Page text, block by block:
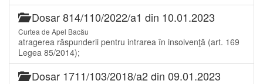
Dosar 814/110/2022/a1 din 10.01.2023
Curtea de Apel Bacău
atragerea răspunderii pentru intrarea în insolvenţă (art. 169
Legea 85/2014);
Dosar 1711/103/2018/a2 din 09.01.2023